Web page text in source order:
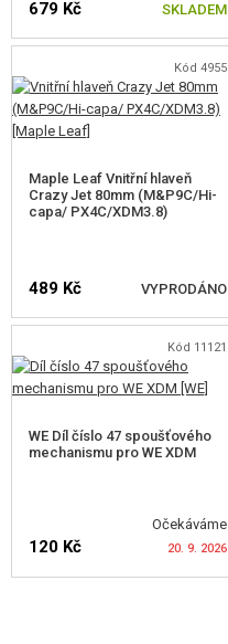
679 Kč SKLADEM
Kód 4955
Maple Leaf Vnitřní hlaveň
Crazy Jet 80mm (M&P9C/Hi-
capa/ PX4C/XDM3.8)
489 Kč VYPRODÁNO
HLÍDAT DOSTUPNOST
Kód 11121
WE Díl číslo 47 spoušťového
mechanismu pro WE XDM
Očekáváme
120 Kč 20. 9. 2026